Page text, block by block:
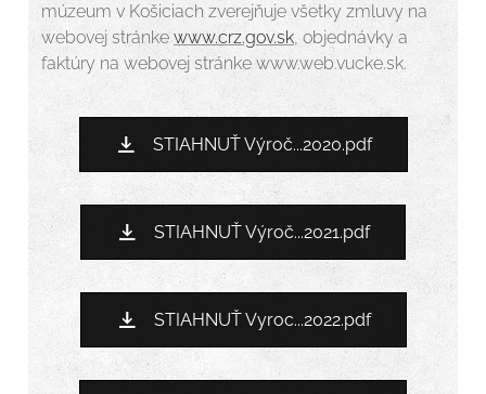
múzeum v Košiciach zverejňuje všetky zmluvy na
webovej stránkewww.crz.gov.sk, objednávky a
faktúry na webovej stránke www.web.vucke.sk.
STIAHNUŤ Výroč...2020.pdf
STIAHNUŤ Výroč...2021.pdf
STIAHNUŤ Vyroc...2022.pdf